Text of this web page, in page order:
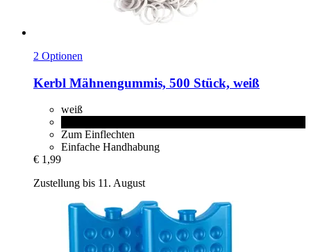
2 Optionen
Kerbl Mähnengummis, 500 Stück, weiß
weiß
Zum Einflechten
Einfache Handhabung
€ 1,99
Zustellung bis 11. August